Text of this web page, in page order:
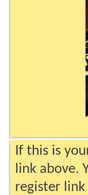
If this is
link above.
register link